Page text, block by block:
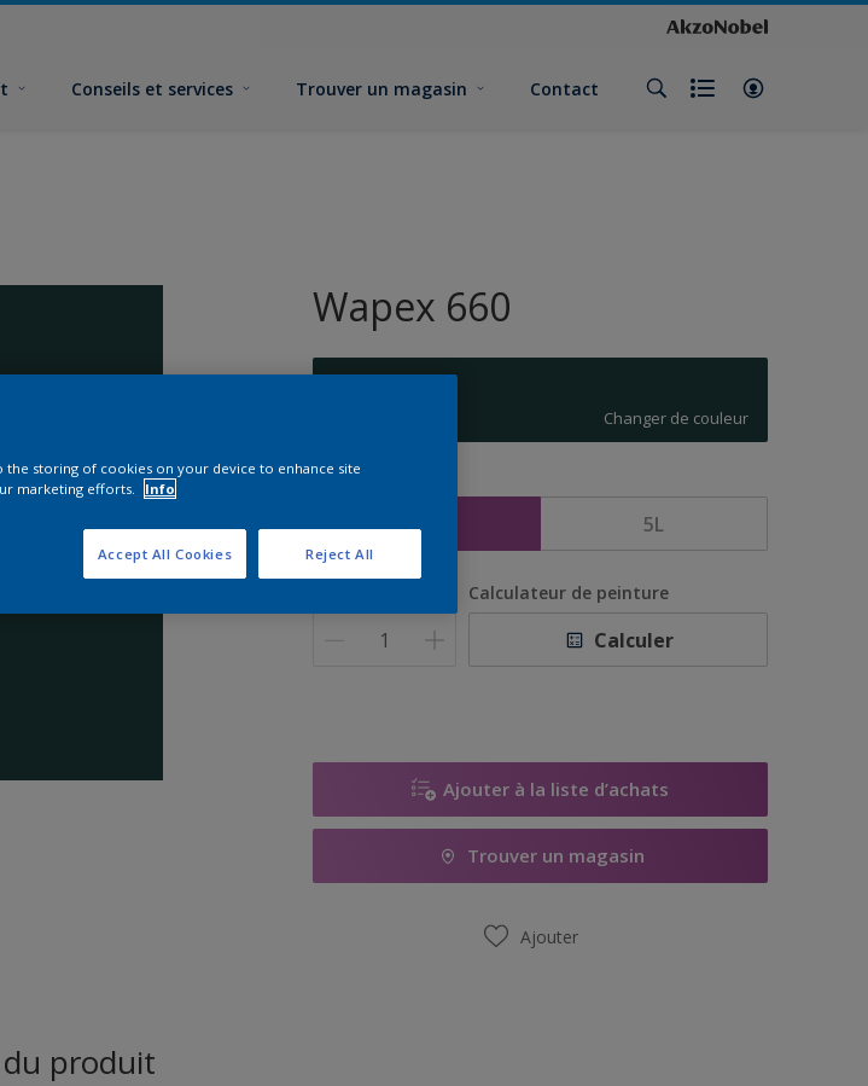
Conseils et services Trouver un magasin Contact
Wapex 660
Changer de couleur
1L 5L
Calculateur de peinture
Calculer
Ajouter à la liste d’achats
Trouver un magasin
Ajouter
produit
the storing of cookies on your device to enhance site
marketing efforts.
Info
Reject All
Accept All Cookies